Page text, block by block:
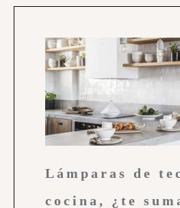
Lámparas de
cocina, ¿te